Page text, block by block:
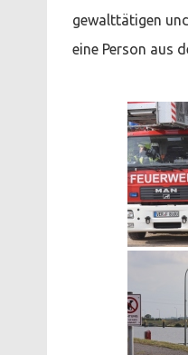
gewalttätigen
eine Person aus